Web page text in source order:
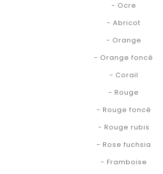
- Ocre
- Abricot
- Orange
- Orange foncé
- Corail
- Rouge
- Rouge foncé
- Rouge rubis
- Rose fuchsia
- Framboise